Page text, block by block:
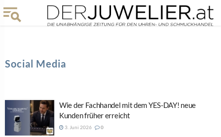
Social Media
Wie der Fachhandel mit dem YES-DAY! neue
Kunden früher erreicht
3. Juni 2026 0